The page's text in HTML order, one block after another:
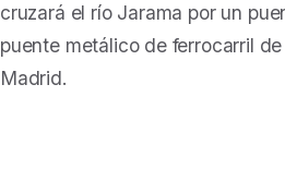
cruzará el río Jarama por un
puente metálico de ferrocarril
Madrid.